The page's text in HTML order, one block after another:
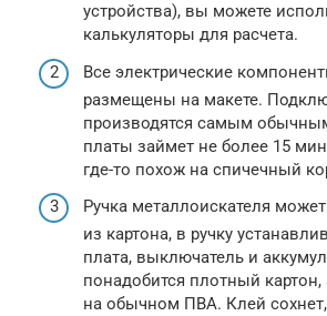
устройства), вы можете
калькуляторы для расчета.
Все электрические
размещены на макете.
производятся самым
платы займет не более 15
где-то похож на спичечный
Ручка металлоискателя
​​из картона, в ручку
плата, выключатель и
понадобится плотный
на обычном ПВА. Клей